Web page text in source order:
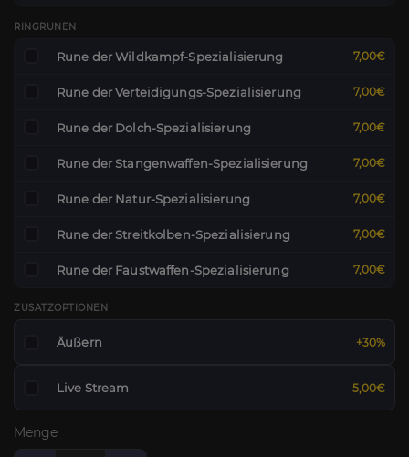
RINGRUNEN
Rune der Wildkampf-Spezialisierung 7,00€
Rune der Verteidigungs-Spezialisierung 7,00€
Rune der Dolch-Spezialisierung 7,00€
Rune der Stangenwaffen-Spezialisierung 7,00€
Rune der Natur-Spezialisierung 7,00€
Rune der Streitkolben-Spezialisierung 7,00€
Rune der Faustwaffen-Spezialisierung 7,00€
ZUSATZOPTIONEN
Äußern +30%
Live Stream 5,00€
Menge